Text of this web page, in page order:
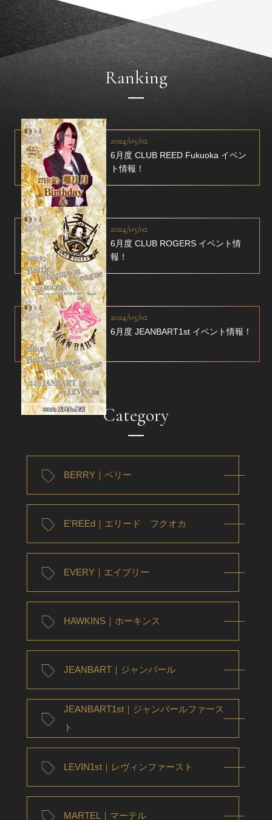
Ranking
2024/05/02
6月度 CLUB REED Fukuoka イベン
ト情報！
2024/05/02
6月度 CLUB ROGERS イベント情
報！
2024/05/02
6月度 JEANBART1st イベント情報！
Category
BERRY｜ベリー
E'REEd｜エリード フクオカ
EVERY｜エイブリー
HAWKINS｜ホーキンス
JEANBART｜ジャンバール
JEANBART1st｜ジャンバールファース
ト
LEVIN1st｜レヴィンファースト
MARTEL｜マーテル